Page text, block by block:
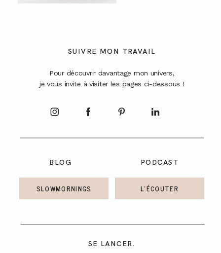
BLOG
SE LANCER.
SUIVRE MON TRAVAIL
SLOWMORNINGS
Pour découvrir davantage mon univers,
je vous invite à visiter les pages ci-dessous !
PODCAST
L'ÉCOUTER
CONTACT